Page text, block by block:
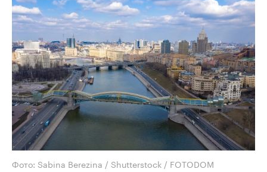
Фото: Sabina Berezina / Shutterstock / FOTODOM